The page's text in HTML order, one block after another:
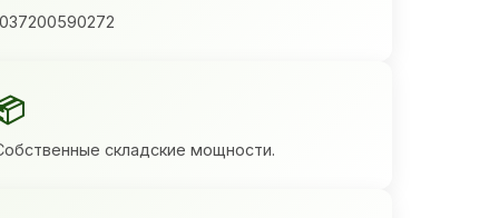
складские мощности.